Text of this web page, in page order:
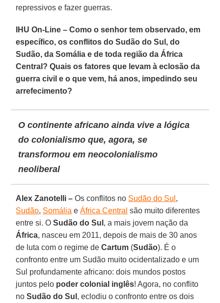
repressivos e fazer guerras.
IHU On-Line – Como o senhor tem observado, em
específico, os conflitos do Sudão do Sul, do
Sudão, da Somália e de toda região da África
Central? Quais os fatores que levam à eclosão da
guerra civil e o que vem, há anos, impedindo seu
arrefecimento?
O continente africano ainda vive a lógica
do colonialismo que, agora, se
transformou em neocolonialismo
neoliberal
Alex Zanotelli – Os conflitos no Sudão do Sul ,
Sudão, Somália eÁfrica Central são muito diferentes
entre si. OSudão do Sul , a mais jovem nação da
África, nasceu em 2011, depois de mais de 30 anos
de luta com o regime deCartum (Sudão). É o
confronto entre um Sudão muito ocidentalizado e um
Sul profundamente africano: dois mundos postos
juntos pelo poder colonial inglês! Agora, no conflito
noSudão do Sul , eclodiu o confronto entre os dois